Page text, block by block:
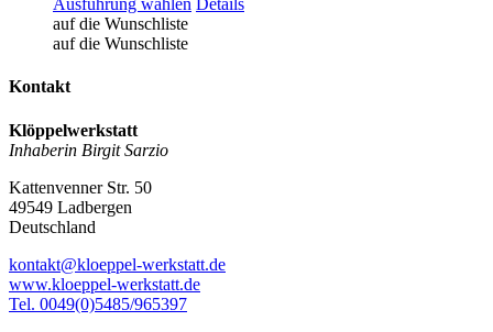
Ausführung wählen
werden
Details
auf die Wunschliste
auf die Wunschliste
Kontakt
Klöppelwerkstatt
Inhaberin Birgit Sarzio
Kattenvenner Str. 50
49549 Ladbergen
Deutschland
kontakt@kloeppel-werkstatt.de
www.kloeppel-werkstatt.de
Tel. 0049(0)5485/965397